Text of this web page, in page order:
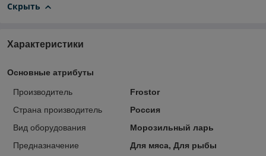
Скрыть
Характеристики
Основные атрибуты
Производитель
Frostor
Страна производитель
Россия
Вид оборудования
Морозильный ларь
Предназначение
Для мяса, Для рыбы